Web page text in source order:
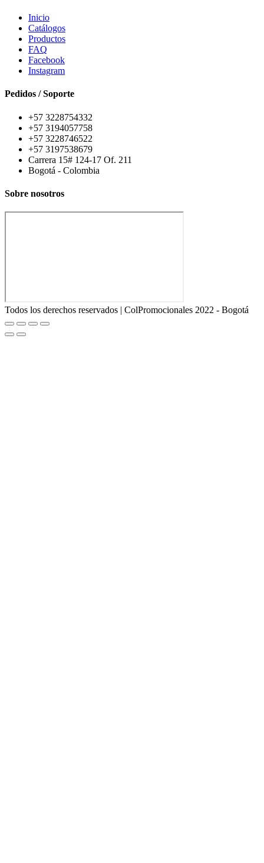
Inicio
Catálogos
Productos
FAQ
Facebook
Instagram
Pedidos / Soporte
+57 3228754332
+57 3194057758
+57 3228746522
+57 3197538679
Carrera 15# 124-17 Of. 211
Bogotá - Colombia
Sobre nosotros
Todos los derechos reservados | ColPromocionales 2022 - Bogotá